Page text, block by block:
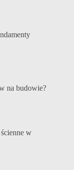
na budowie?
w